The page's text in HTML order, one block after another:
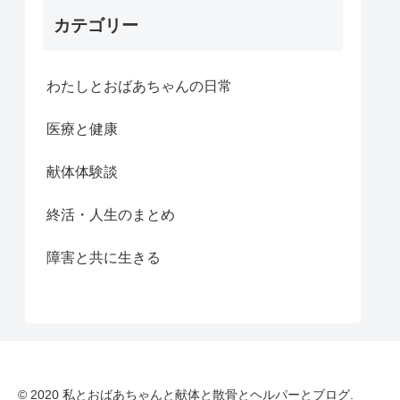
カテゴリー
わたしとおばあちゃんの日常
医療と健康
献体体験談
終活・人生のまとめ
障害と共に生きる
© 2020 私とおばあちゃんと献体と散骨とヘルパーとブログ.